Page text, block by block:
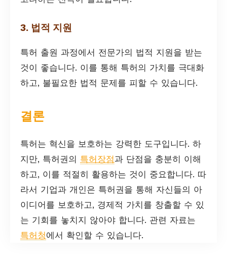
3. 법적 지원
특허 출원 과정에서 전문가의 법적 지원을 받는
것이 좋습니다. 이를 통해 특허의 가치를 극대화
하고, 불필요한 법적 문제를 피할 수 있습니다.
결론
특허는 혁신을 보호하는 강력한 도구입니다. 하
지만, 특허권의 특허장점과 단점을 충분히 이해
하고, 이를 적절히 활용하는 것이 중요합니다. 따
라서 기업과 개인은 특허권을 통해 자신들의 아
이디어를 보호하고, 경제적 가치를 창출할 수 있
는 기회를 놓치지 않아야 합니다. 관련 자료는
특허청에서 확인할 수 있습니다.